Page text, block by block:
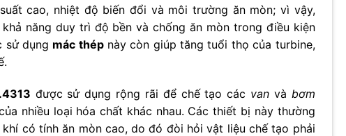
cao, nhiệt độ biến đổi và môi trường ăn mòn; vì vậy,
năng duy trì độ bền và chống ăn mòn trong điều kiện
sử dụng mác thépnày còn giúp tăng tuổi thọ của turbine,
được sử dụng rộng rãi để chế tạo các vanvà bơm
nhiều loại hóa chất khác nhau. Các thiết bị này thường
có tính ăn mòn cao, do đó đòi hỏi vật liệu chế tạo phải